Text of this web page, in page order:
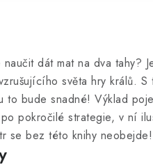
dát mat na dva tahy?
světa hry králů.
to bude snadné! Výklad
pokročilé strategie, v ní
se bez této knihy neobejde!